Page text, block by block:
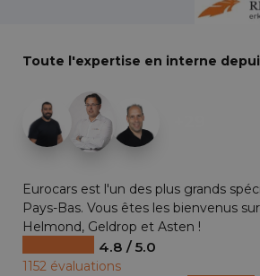
Toute l'expertise en interne
Eurocars est l'un des plus grands
Pays-Bas. Vous êtes les bienvenus
Helmond, Geldrop et Asten !
4.8 / 5.0
1152 évaluations